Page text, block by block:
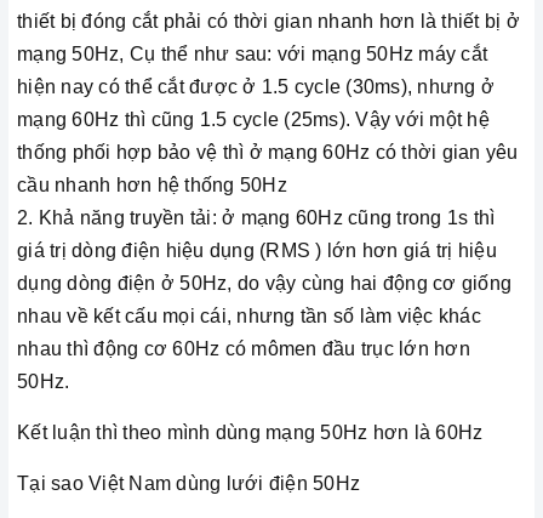
thiết bị đóng cắt phải có thời gian nhanh hơn là thiết bị ở
mạng 50Hz, Cụ thể như sau: với mạng 50Hz máy cắt
hiện nay có thể cắt được ở 1.5 cycle (30ms), nhưng ở
mạng 60Hz thì cũng 1.5 cycle (25ms). Vậy với một hệ
thống phối hợp bảo vệ thì ở mạng 60Hz có thời gian yêu
cầu nhanh hơn hệ thống 50Hz
2. Khả năng truyền tải: ở mạng 60Hz cũng trong 1s thì
giá trị dòng điện hiệu dụng (RMS ) lớn hơn giá trị hiệu
dụng dòng điện ở 50Hz, do vậy cùng hai động cơ giống
nhau về kết cấu mọi cái, nhưng tần số làm việc khác
nhau thì động cơ 60Hz có mômen đầu trục lớn hơn
50Hz.
Kết luận thì theo mình dùng mạng 50Hz hơn là 60Hz
Tại sao Việt Nam dùng lưới điện 50Hz